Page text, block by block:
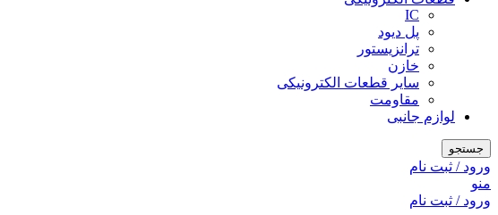
IC
پل دیود
ترانزیستور
خازن
سایر قطعات الکترونیکی
مقاومت
لوازم جانبی
جستجو
ورود / ثبت نام
منو
ورود / ثبت نام